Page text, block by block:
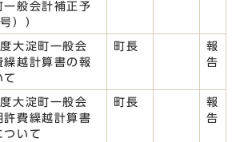
一般会計補正予
））
大淀町一般会
繰越計算書の報
て
町長
報
告
大淀町一般会
許費繰越計算書
ついて
町長
報
告